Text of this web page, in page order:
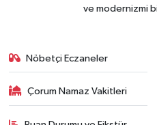
ve modernizmi
Nöbetçi Eczaneler
Çorum Namaz Vakitleri